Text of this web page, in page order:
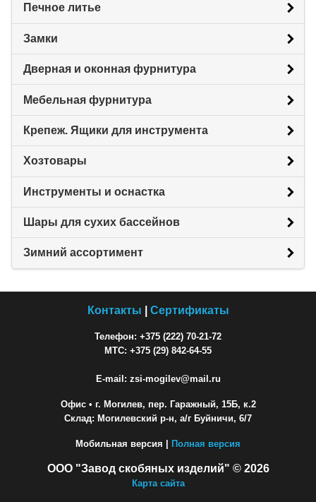
Печное литье
Замки
Дверная и оконная фурнитура
Мебельная фурнитура
Крепеж. Ящики для инструмента
Хозтовары
Инструменты и оснастка
Шары для сухих бассейнов
Зимний ассортимент
Контакты Сертификаты
Телефон: +375 (222) 70-21-72
МТС: +375 (29) 842-64-55
E-mail: zsi-mogilev@mail.ru
Офис• г. Могилев, пер. Гаражный, 15Б, к.2
Склад: Могилевский р-н, а/г Буйничи, 6/7
Мобильная версия | Полная версия
ООО "Завод скобяных изделий" © 2026
Карта сайта